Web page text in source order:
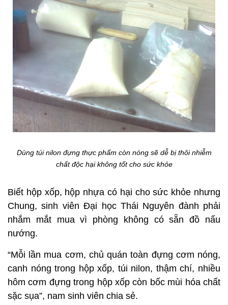
Dùng túi nilon đựng thực phẩm còn nóng sẽ dễ bị thôi nhiễm
chất độc hại không tốt cho sức khỏe
Biết hộp xốp, hộp nhựa có hại cho sức khỏe nhưng
Chung, sinh viên Đại học Thái Nguyên đành phải
nhắm mắt mua vì phòng không có sẵn đồ nấu
nướng.
“Mỗi lần mua cơm, chủ quán toàn đựng cơm nóng,
canh nóng trong hộp xốp, túi nilon, thậm chí, nhiều
hôm cơm đựng trong hộp xốp còn bốc mùi hóa chất
sặc sụa”, nam sinh viên chia sẻ.